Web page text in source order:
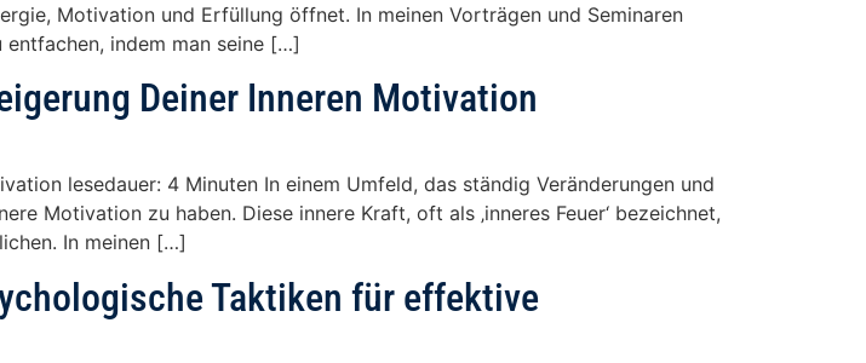
Motivation und Erfüllung öffnet. In meinen Vorträgen und Seminaren
indem man seine […]
Deiner Inneren Motivation
lesedauer: 4 Minuten In einem Umfeld, das ständig Veränderungen und
Motivation zu haben. Diese innere Kraft, oft als ‚inneres Feuer‘ bezeichnet,
In meinen […]
Taktiken für effektive